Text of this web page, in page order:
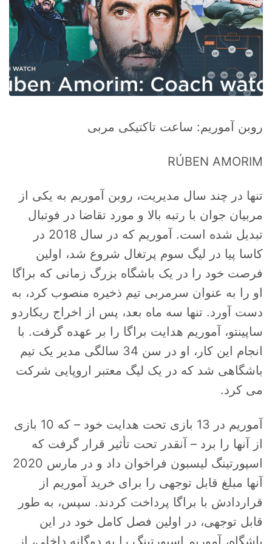
روبن آموریم: ساعت تاکتیکی مربی
RÚBEN AMORIM
تنها در چند سال مدیریت، روبن آموریم به یکی از
مربیان جوان با رتبه بالا و مورد تقاضا در فوتبال
تبدیل شده است. آموریم که در سال 2018 در
کاسا پیا در لیگ سوم پرتغال شروع شد، اولین
فرصت خود را در یک باشگاه بزرگ زمانی که براگا
او را به عنوان سرمربی تیم ذخیره منصوب کرد، به
دست آورد. تنها سه ماه بعد، پس از اخراج ریکاردو
ساپینتو، آموریم هدایت براگا را بر عهده گرفت. با
انجام این کار، او در سن 34 سالگی مدیر یک تیم
باشگاهی شد که در یک لیگ معتبر اروپایی شرکت
می کرد.
آموریم در 13 بازی تحت هدایت خود – که 10 بازی
از آنها را برد – آنقدر تحت تأثیر قرار گرفت که
اسپورتینگ لیسبون فراخوان داد و در مارس 2020
آنها مبلغ قابل توجهی را برای خرید آموریم از
قراردادش با براگا پرداخت کردند. سپس، به طور
قابل توجهی، در اولین فصل کامل خود در این
باشگاه، آموریم اسپورتینگ را به دوگانه داخلی، از